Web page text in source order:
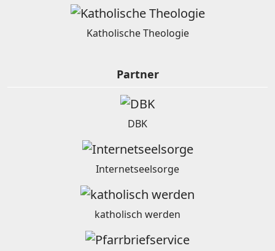
Katholische Theologie
Partner
DBK
Internetseelsorge
katholisch werden